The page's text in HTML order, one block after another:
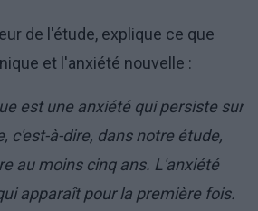
de l'étude, explique ce que
et l'anxiété nouvelle :
est une anxiété qui persiste sur
c'est-à-dire, dans notre étude,
au moins cinq ans. L'anxiété
apparaît pour la première fois.